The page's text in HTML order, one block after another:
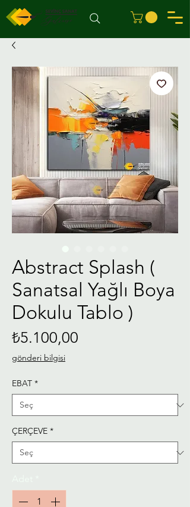
Abstract Splash (
Sanatsal Yağlı Boya
Dokulu Tablo )
₺5.100,00
gönderi bilgisi
EBAT *
ÇERÇEVE *